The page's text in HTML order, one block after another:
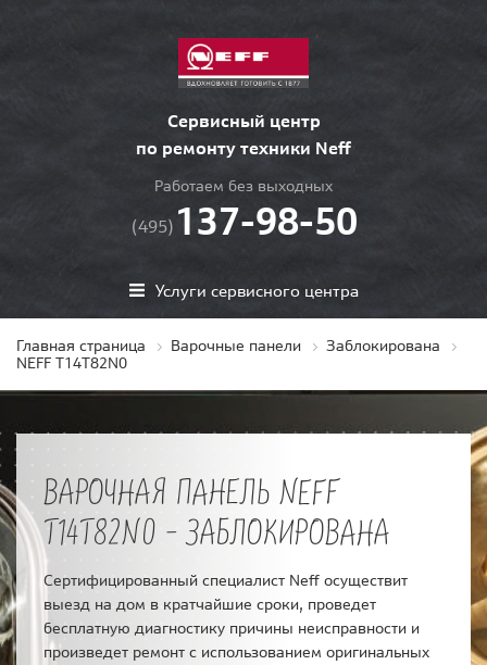
Сервисный центр
по ремонту техники Neff
Работаем без выходных
(495) 137-98-50
Услуги сервисного центра
Главная страница Варочные панели
Заблокирована
NEFF T14T82N0
ВАРОЧНАЯ ПАНЕЛЬ NEFF
T14T82N0 - ЗАБЛОКИРОВАНА
Сертифицированный специалист Neff осуществит
выезд на дом в кратчайшие сроки, проведет
бесплатную диагностику причины неисправности и
произведет ремонт с использованием оригинальных